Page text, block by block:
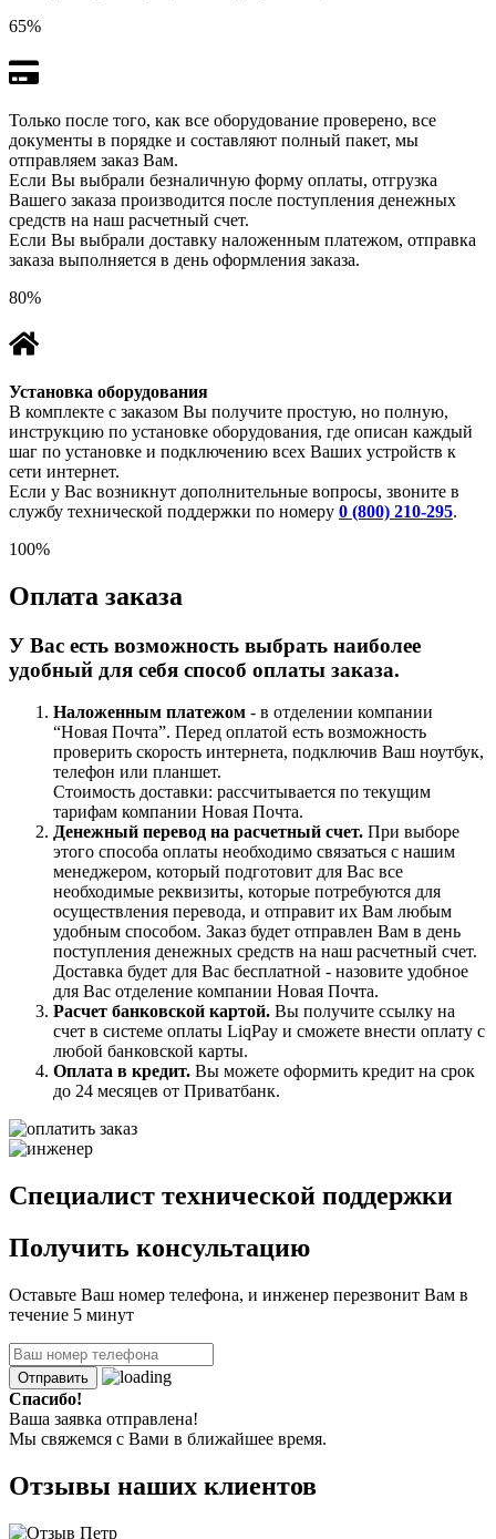
65%
Только после того, как все оборудование проверено, все
документы в порядке и составляют полный пакет, мы
отправляем заказ Вам.
Если Вы выбрали безналичную форму оплаты, отгрузка
Вашего заказа производится после поступления денежных
средств на наш расчетный счет.
Если Вы выбрали доставку наложенным платежом, отправка
заказа выполняется в день оформления заказа.
80%
Установка оборудования
В комплекте с заказом Вы получите простую, но полную,
инструкцию по установке оборудования, где описан каждый
шаг по установке и подключению всех Ваших устройств к
сети интернет.
Если у Вас возникнут дополнительные вопросы, звоните в
службу технической поддержки по номеру 0 (800) 210-295.
100%
Оплата заказа
У Вас есть возможность выбрать наиболее
удобный для себя способ оплаты заказа.
Наложенным платежом - в отделении компании
“Новая Почта”. Перед оплатой есть возможность
проверить скорость интернета, подключив Ваш ноутбук,
телефон или планшет.
Стоимость доставки: рассчитывается по текущим
тарифам компании Новая Почта.
Денежный перевод на расчетный счет. При выборе
этого способа оплаты необходимо связаться с нашим
менеджером, который подготовит для Вас все
необходимые реквизиты, которые потребуются для
осуществления перевода, и отправит их Вам любым
удобным способом. Заказ будет отправлен Вам в день
поступления денежных средств на наш расчетный счет.
Доставка будет для Вас бесплатной - назовите удобное
для Вас отделение компании Новая Почта.
Расчет банковской картой. Вы получите ссылку на
счет в системе оплаты LiqPay и сможете внести оплату с
любой банковской карты.
Оплата в кредит. Вы можете оформить кредит на срок
до 24 месяцев от Приватбанк.
Cпециалист технической поддержки
Получить консультацию
Оставьте Ваш номер телефона, и инженер перезвонит Вам в
течение 5 минут
Отправить
Спасибо!
Ваша заявка отправлена!
Мы свяжемся с Вами в ближайшее время.
Отзывы наших клиентов